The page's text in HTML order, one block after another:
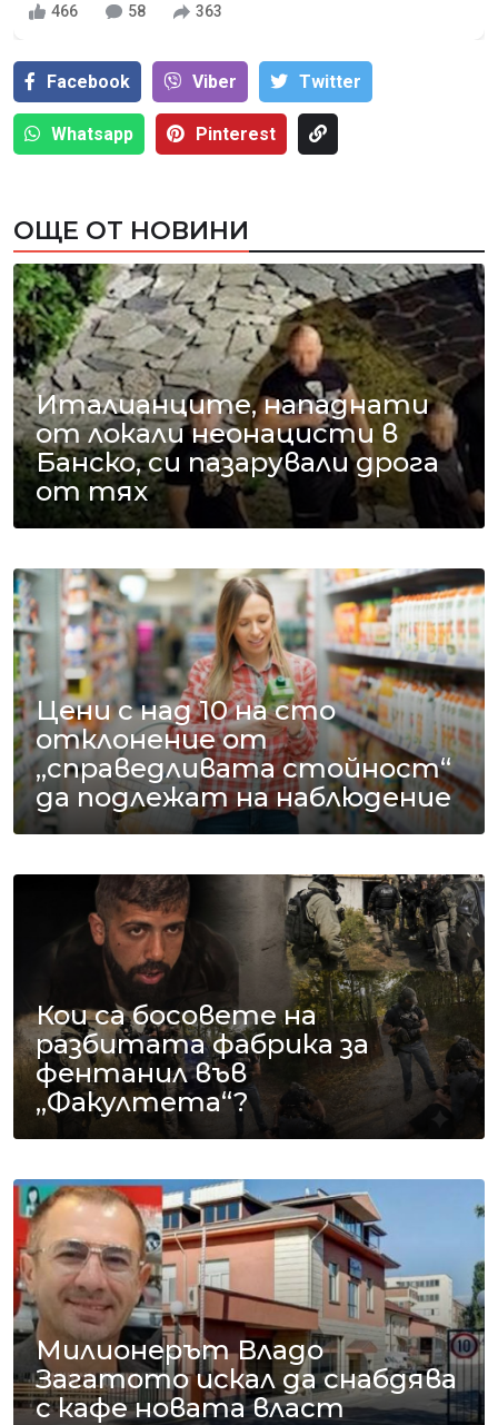
466 58 363
Facebook Viber Тwitter
Whatsapp Pinterest
ОЩЕ ОТ НОВИНИ
Италианците, нападнати
от локали неонацисти в
Банско, си пазарували дрога
от тях
Цени с над 10 на сто
отклонение от
„справедливата стойност“
да подлежат на наблюдение
Кои са босовете на
разбитата фабрика за
фентанил във
„Факултета“?
Милионерът Владо
Загатото искал да снабдява
с кафе новата власт